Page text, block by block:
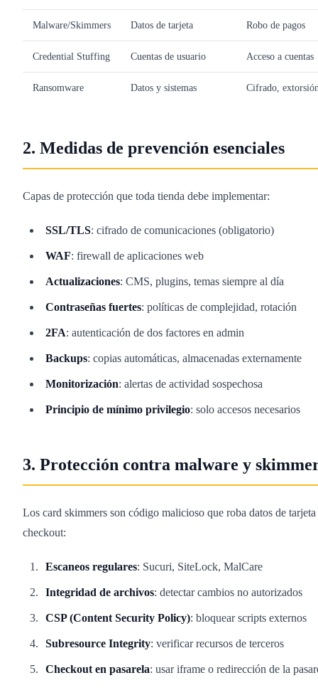
Malware/Skimmers Datos de tarjeta Robo de pagos
Credential Stuffing Cuentas de usuario Acceso a cuentas
Ransomware Datos y sistemas Cifrado,
2. Medidas de prevención esenciales
Capas de protección que toda tienda debe implementar:
SSL/TLS: cifrado de comunicaciones (obligatorio)
WAF: firewall de aplicaciones web
Actualizaciones: CMS, plugins, temas siempre al día
Contraseñas fuertes: políticas de complejidad, rotación
2FA: autenticación de dos factores en admin
Backups: copias automáticas, almacenadas externamente
Monitorización: alertas de actividad sospechosa
Principio de mínimo privilegio: solo accesos necesarios
3. Protección contra malware y
Los card skimmers son código malicioso que roba datos de tarjeta
checkout:
Escaneos regulares: Sucuri, SiteLock, MalCare
Integridad de archivos: detectar cambios no autorizados
CSP (Content Security Policy): bloquear scripts externos
Subresource Integrity: verificar recursos de terceros
Checkout en pasarela: usar iframe o redirección de la